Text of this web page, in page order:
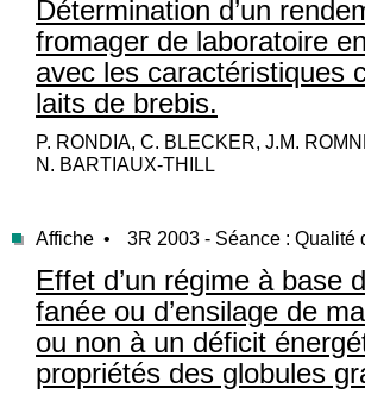
Détermination d’un
fromager de laboratoire
avec les caractéristiques
laits de brebis.
P. RONDIA, C. BLECKER, J.M.
N. BARTIAUX-THILL
Affiche • 3R 2003 - Séance : Qualité
Effet d’un régime à base
fanée ou d’ensilage de
ou non à un déficit
propriétés des globules